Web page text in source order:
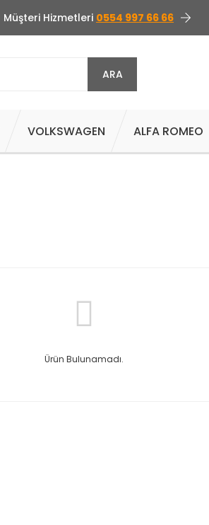
Müşteri Hizmetleri 0554 997 66 66
ARA
VOLKSWAGEN ALFA ROMEO
Ürün Bulunamadı.